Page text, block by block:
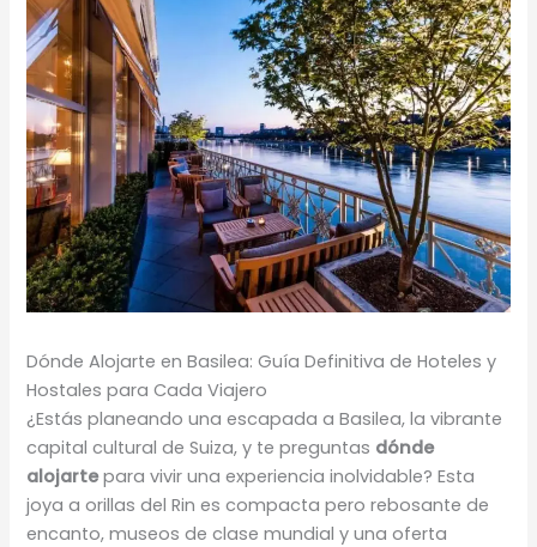
Dónde Alojarte en Basilea: Guía Definitiva de Hoteles y
Hostales para Cada Viajero
¿Estás planeando una escapada a Basilea, la vibrante
capital cultural de Suiza, y te preguntas dónde
alojartepara vivir una experiencia inolvidable? Esta
joya a orillas del Rin es compacta pero rebosante de
encanto, museos de clase mundial y una oferta